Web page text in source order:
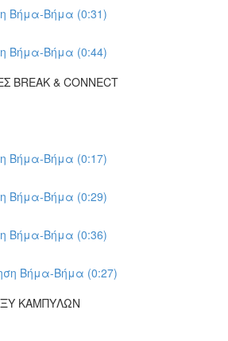
Βήμα-Βήμα (0:31)
Βήμα-Βήμα (0:44)
& CONNECT
Βήμα-Βήμα (0:17)
Βήμα-Βήμα (0:29)
Βήμα-Βήμα (0:36)
Βήμα-Βήμα (0:27)
ΚΑΜΠΥΛΩΝ